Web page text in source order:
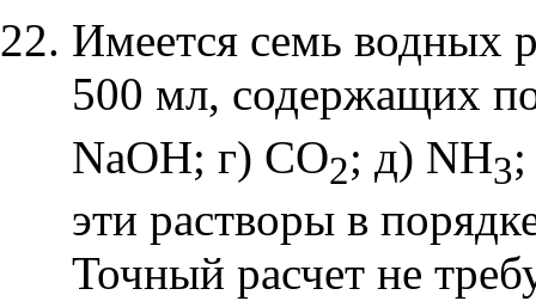
Имеется семь водных
500 мл, содержащих
NaOH; г) CO2; д) NH3
эти растворы в
Точный расчет не